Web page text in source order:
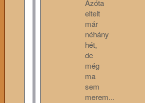
Azóta
eltelt
már
néhány
hét,
de
még
ma
sem
merem...